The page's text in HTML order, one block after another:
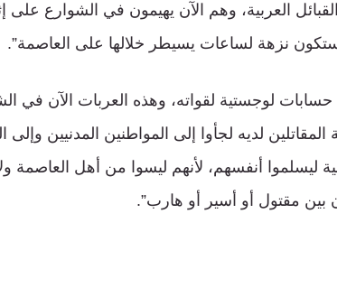
العربية، وهم الآن يهيمون في الشوارع على
نزهة لساعات يسيطر خلالها على العاصمة”.
لوجستية لقواته، وهذه العربات الآن في
لديه لجأوا إلى المواطنين المدنيين وإلى
ليسلموا أنفسهم، لأنهم ليسوا من أهل العاصمة
بين مقتول أو أسير أو هارب”.